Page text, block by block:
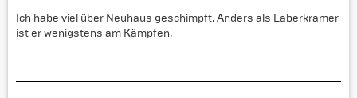
Ich habe viel über Neuhaus geschimpft. Anders als Laberkramer
ist er wenigstens am Kämpfen.